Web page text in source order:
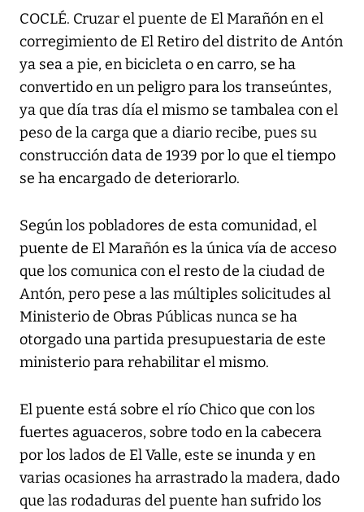
COCLÉ. Cruzar el puente de El Marañón en el
corregimiento de El Retiro del distrito de Antón
ya sea a pie, en bicicleta o en carro, se ha
convertido en un peligro para los transeúntes,
ya que día tras día el mismo se tambalea con el
peso de la carga que a diario recibe, pues su
construcción data de 1939 por lo que el tiempo
se ha encargado de deteriorarlo.
Según los pobladores de esta comunidad, el
puente de El Marañón es la única vía de acceso
que los comunica con el resto de la ciudad de
Antón, pero pese a las múltiples solicitudes al
Ministerio de Obras Públicas nunca se ha
otorgado una partida presupuestaria de este
ministerio para rehabilitar el mismo.
El puente está sobre el río Chico que con los
fuertes aguaceros, sobre todo en la cabecera
por los lados de El Valle, este se inunda y en
varias ocasiones ha arrastrado la madera, dado
que las rodaduras del puente han sufrido los